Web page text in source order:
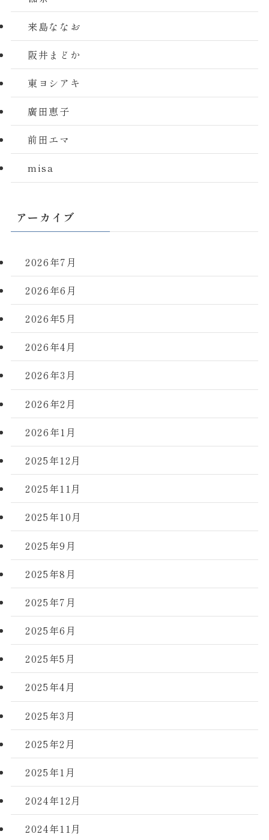
来島ななお
阪井まどか
東ヨシアキ
廣田恵子
前田エマ
misa
アーカイブ
2026年7月
2026年6月
2026年5月
2026年4月
2026年3月
2026年2月
2026年1月
2025年12月
2025年11月
2025年10月
2025年9月
2025年8月
2025年7月
2025年6月
2025年5月
2025年4月
2025年3月
2025年2月
2025年1月
2024年12月
2024年11月